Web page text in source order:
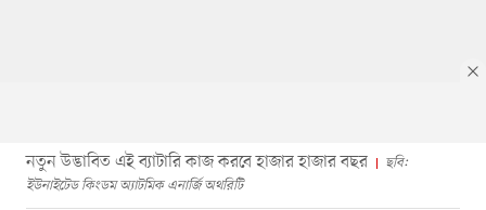
নতুন উদ্ভাবিত এই ব্যাটারি কাজ করবে হাজার হাজার বছর
ছবি:
ইউনাইটেড কিংডম অ্যাটমিক এনার্জি অথরিটি